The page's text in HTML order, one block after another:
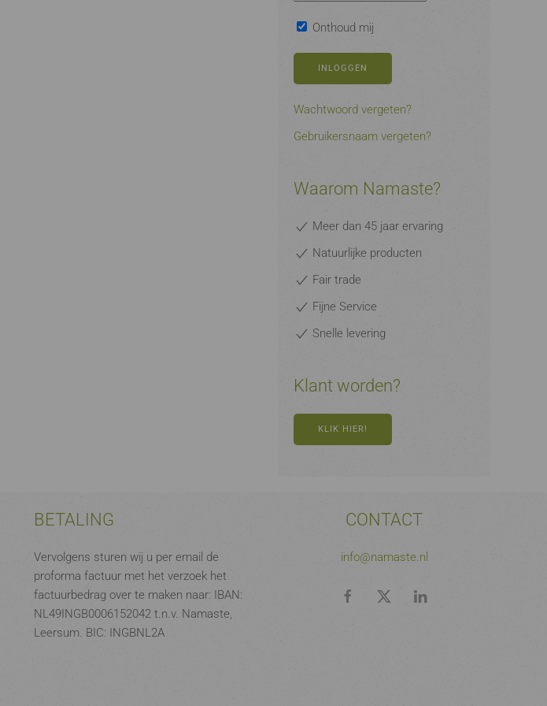
Onthoud mij
INLOGGEN
Wachtwoord vergeten?
Gebruikersnaam vergeten?
Waarom Namaste?
Meer dan 45 jaar ervaring
Natuurlijke producten
Fair trade
Fijne Service
Snelle levering
Klant worden?
KLIK HIER!
BETALING
Vervolgens sturen wij u per email de
proforma factuur met het verzoek het
factuurbedrag over te maken naar: IBAN:
NL49INGB0006152042 t.n.v. Namaste,
Leersum. BIC: INGBNL2A
CONTACT
info@namaste.nl